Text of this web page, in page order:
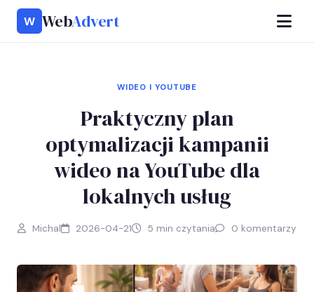
W WebAdvert
WIDEO I YOUTUBE
Praktyczny plan
optymalizacji kampanii
wideo na YouTube dla
lokalnych usług
Michal 2026-04-21 5 min czytania 0 komentarzy